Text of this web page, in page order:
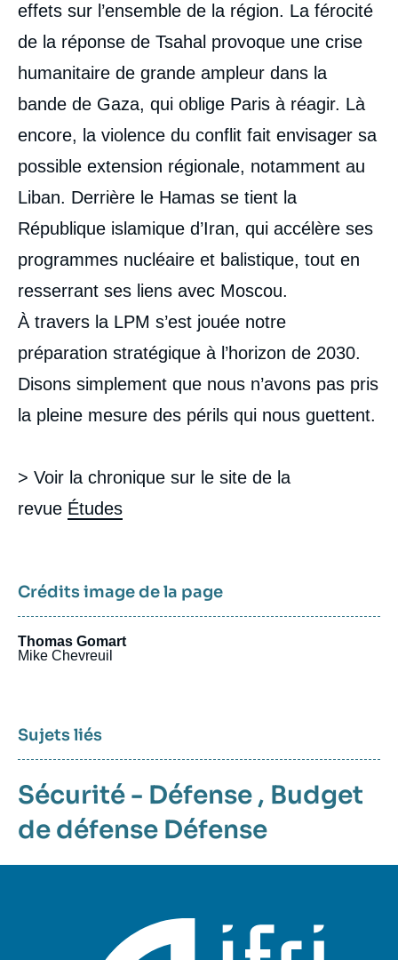
effets sur l’ensemble de la région. La férocité
de la réponse de Tsahal provoque une crise
humanitaire de grande ampleur dans la
bande de Gaza, qui oblige Paris à réagir. Là
encore, la violence du conflit fait envisager sa
possible extension régionale, notamment au
Liban. Derrière le Hamas se tient la
République islamique d’Iran, qui accélère ses
programmes nucléaire et balistique, tout en
resserrant ses liens avec Moscou.
À travers la LPM s’est jouée notre
préparation stratégique à l’horizon de 2030.
Disons simplement que nous n’avons pas pris
la pleine mesure des périls qui nous guettent.
> Voir la chronique sur le site de la
revue Études
Crédits image de la page
Thomas Gomart
Mike Chevreuil
Sujets liés
Sécurité - Défense , Budget
de défense Défense